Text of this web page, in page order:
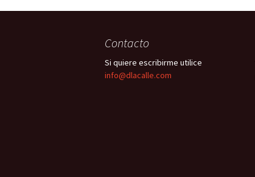
Contacto
Si quiere escribirme utilice
info@dlacalle.com